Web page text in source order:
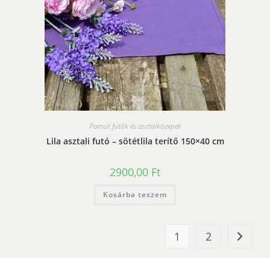
Pamut futók és asztalközepek
Lila asztali futó – sötétlila terítő 150×40 cm
2900,00 Ft
Kosárba teszem
1 2